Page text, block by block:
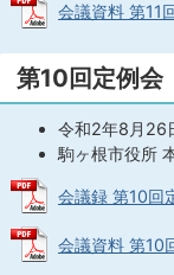
会議資料 第11
第10回定例会
令和2年8月26
駒ヶ根市役所
会議録 第10回
会議資料 第10